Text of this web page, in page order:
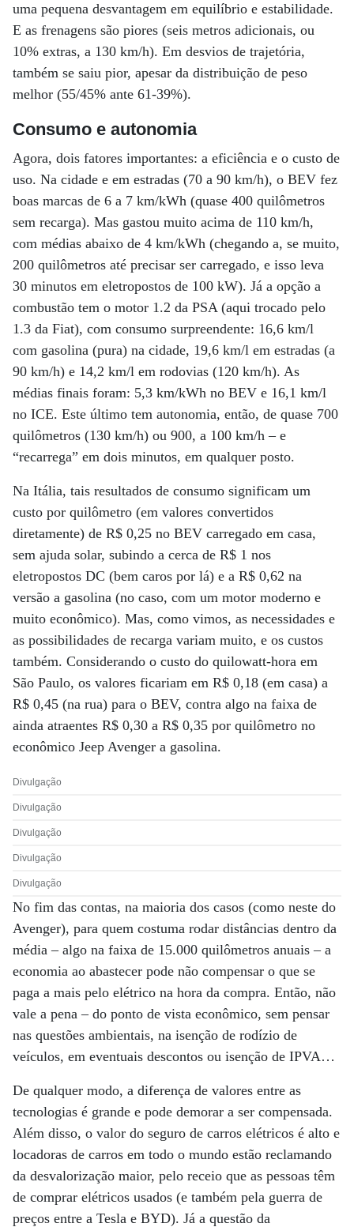
uma pequena desvantagem em equilíbrio e estabilidade.
E as frenagens são piores (seis metros adicionais, ou
10% extras, a 130 km/h). Em desvios de trajetória,
também se saiu pior, apesar da distribuição de peso
melhor (55/45% ante 61-39%).
Consumo e autonomia
Agora, dois fatores importantes: a eficiência e o custo de
uso. Na cidade e em estradas (70 a 90 km/h), o BEV fez
boas marcas de 6 a 7 km/kWh (quase 400 quilômetros
sem recarga). Mas gastou muito acima de 110 km/h,
com médias abaixo de 4 km/kWh (chegando a, se muito,
200 quilômetros até precisar ser carregado, e isso leva
30 minutos em eletropostos de 100 kW). Já a opção a
combustão tem o motor 1.2 da PSA (aqui trocado pelo
1.3 da Fiat), com consumo surpreendente: 16,6 km/l
com gasolina (pura) na cidade, 19,6 km/l em estradas (a
90 km/h) e 14,2 km/l em rodovias (120 km/h). As
médias finais foram: 5,3 km/kWh no BEV e 16,1 km/l
no ICE. Este último tem autonomia, então, de quase 700
quilômetros (130 km/h) ou 900, a 100 km/h – e
“recarrega” em dois minutos, em qualquer posto.
Na Itália, tais resultados de consumo significam um
custo por quilômetro (em valores convertidos
diretamente) de R$ 0,25 no BEV carregado em casa,
sem ajuda solar, subindo a cerca de R$ 1 nos
eletropostos DC (bem caros por lá) e a R$ 0,62 na
versão a gasolina (no caso, com um motor moderno e
muito econômico). Mas, como vimos, as necessidades e
as possibilidades de recarga variam muito, e os custos
também. Considerando o custo do quilowatt-hora em
São Paulo, os valores ficariam em R$ 0,18 (em casa) a
R$ 0,45 (na rua) para o BEV, contra algo na faixa de
ainda atraentes R$ 0,30 a R$ 0,35 por quilômetro no
econômico Jeep Avenger a gasolina.
Divulgação
Divulgação
Divulgação
Divulgação
Divulgação
No fim das contas, na maioria dos casos (como neste do
Avenger), para quem costuma rodar distâncias dentro da
média – algo na faixa de 15.000 quilômetros anuais – a
economia ao abastecer pode não compensar o que se
paga a mais pelo elétrico na hora da compra. Então, não
vale a pena – do ponto de vista econômico, sem pensar
nas questões ambientais, na isenção de rodízio de
veículos, em eventuais descontos ou isenção de IPVA…
De qualquer modo, a diferença de valores entre as
tecnologias é grande e pode demorar a ser compensada.
Além disso, o valor do seguro de carros elétricos é alto e
locadoras de carros em todo o mundo estão reclamando
da desvalorização maior, pelo receio que as pessoas têm
de comprar elétricos usados (e também pela guerra de
preços entre a Tesla e BYD). Já a questão da